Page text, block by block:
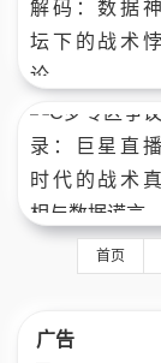
首页
广告